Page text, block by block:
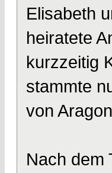
Elisabeth
heiratete
kurzzeitig
stammte
von
Nach dem